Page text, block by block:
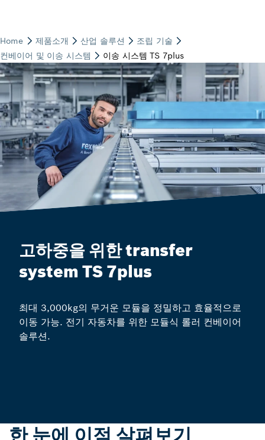
고하중을 위한 transfer
system TS 7plus
최대 3,000kg의 무거운 모듈을 정밀하고 효율적으로
이동 가능. 전기 자동차를 위한 모듈식 롤러 컨베이어
솔루션.
한 눈에 이점 살펴보기